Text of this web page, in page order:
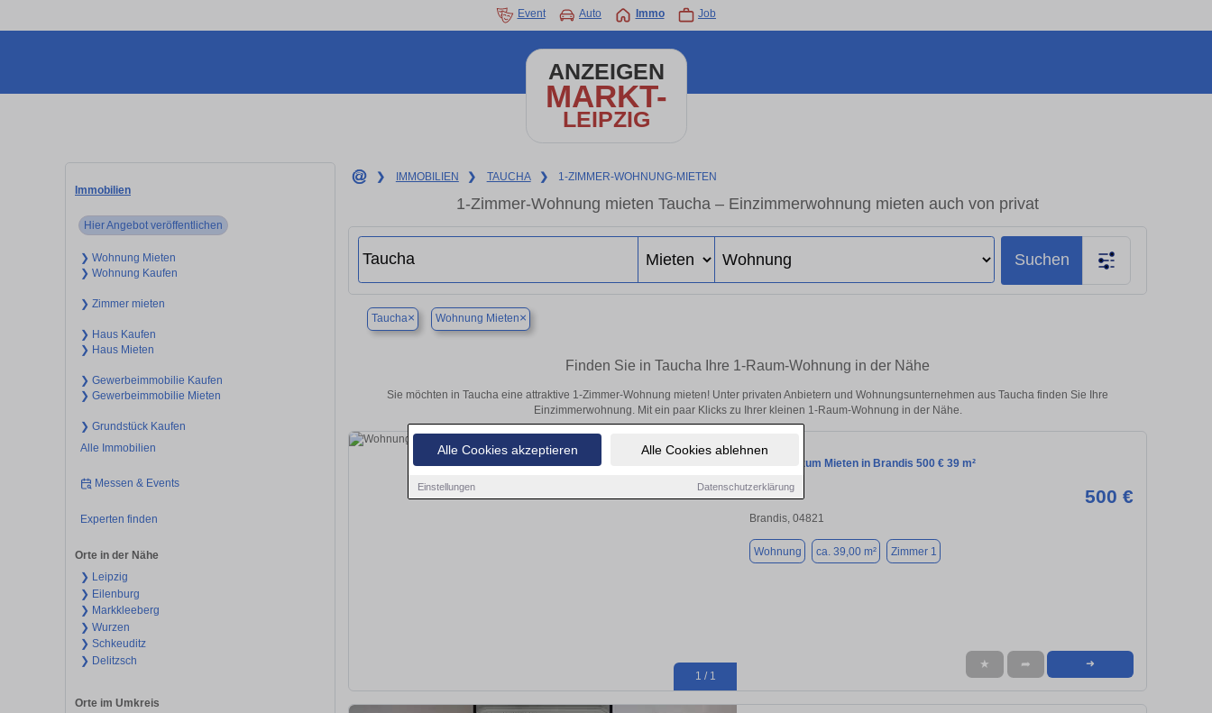
Alle Cookies akzeptieren Alle Cookies ablehnen
Einstellungen Datenschutzerklärung
Event Auto Immo Job
ANZEIGEN
MARKT-
LEIPZIG
Immobilien
Hier Angebot veröffentlichen
❯ Wohnung Mieten
❯ Wohnung Kaufen
❯ Zimmer mieten
❯ Haus Kaufen
❯ Haus Mieten
❯ Gewerbeimmobilie Kaufen
❯ Gewerbeimmobilie Mieten
❯ Grundstück Kaufen
Alle Immobilien
Messen & Events
Experten finden
Orte in der Nähe
❯ Leipzig
❯ Eilenburg
❯ Markkleeberg
❯ Wurzen
❯ Schkeuditz
❯ Delitzsch
Orte im Umkreis
❯ IMMOBILIEN ❯ TAUCHA ❯ 1-ZIMMER-WOHNUNG-MIETEN
1-Zimmer-Wohnung mieten Taucha – Einzimmerwohnung mieten auch von privat
Suchen
Taucha× Wohnung Mieten×
Finden Sie in Taucha Ihre 1-Raum-Wohnung in der Nähe
Sie möchten in Taucha eine attraktive 1-Zimmer-Wohnung mieten! Unter privaten Anbietern und Wohnungsunternehmen aus Taucha finden Sie Ihre
Einzimmerwohnung. Mit ein paar Klicks zu Ihrer kleinen 1-Raum-Wohnung in der Nähe.
1 / 1
Wohnung zum Mieten in Brandis 500 € 39 m²
500 €
Brandis, 04821
Wohnung ca. 39,00 m² Zimmer 1
★ ➦ ➜